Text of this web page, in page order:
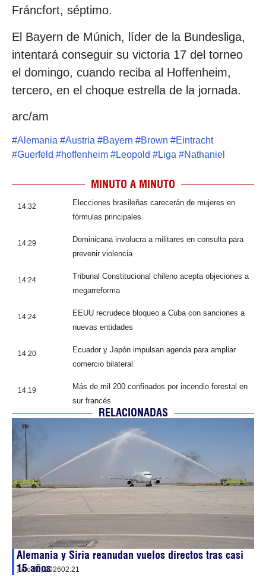
Fráncfort, séptimo.
El Bayern de Múnich, líder de la Bundesliga,
intentará conseguir su victoria 17 del torneo
el domingo, cuando reciba al Hoffenheim,
tercero, en el choque estrella de la jornada.
arc/am
#Alemania #Austria #Bayern #Brown #Eintracht
#Guerfeld #hoffenheim #Leopold #Liga #Nathaniel
MINUTO A MINUTO
14:32
Elecciones brasileñas carecerán de mujeres en
fórmulas principales
14:29
Dominicana involucra a militares en consulta para
prevenir violencia
14:24
Tribunal Constitucional chileno acepta objeciones a
megarreforma
14:24
EEUU recrudece bloqueo a Cuba con sanciones a
nuevas entidades
14:20
Ecuador y Japón impulsan agenda para ampliar
comercio bilateral
14:19
Más de mil 200 confinados por incendio forestal en
sur francés
RELACIONADAS
Alemania y Siria reanudan vuelos directos tras casi
15 años
julio 30, 202602:21